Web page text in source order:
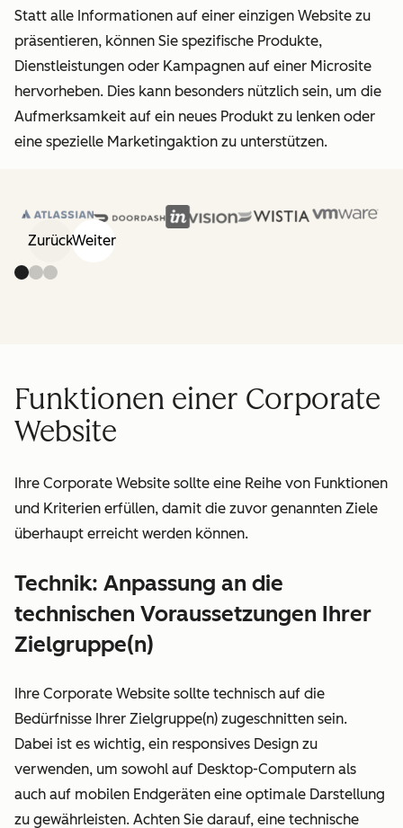
Statt alle Informationen auf einer einzigen Website zu
präsentieren, können Sie spezifische Produkte,
Dienstleistungen oder Kampagnen auf einer Microsite
hervorheben. Dies kann besonders nützlich sein, um die
Aufmerksamkeit auf ein neues Produkt zu lenken oder
eine spezielle Marketingaktion zu unterstützen.
ZurückWeiter
Funktionen einer Corporate
Website
Ihre Corporate Website sollte eine Reihe von Funktionen
und Kriterien erfüllen, damit die zuvor genannten Ziele
überhaupt erreicht werden können.
Technik: Anpassung an die
technischen Voraussetzungen Ihrer
Zielgruppe(n)
Ihre Corporate Website sollte technisch auf die
Bedürfnisse Ihrer Zielgruppe(n) zugeschnitten sein.
Dabei ist es wichtig, ein responsives Design zu
verwenden, um sowohl auf Desktop-Computern als
auch auf mobilen Endgeräten eine optimale Darstellung
zu gewährleisten. Achten Sie darauf, eine technische